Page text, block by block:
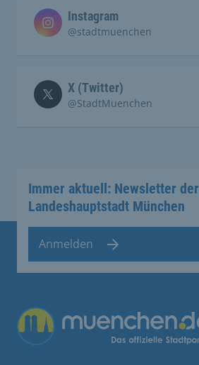
Instagram
@stadtmuenchen
X (Twitter)
@StadtMuenchen
Immer aktuell: Newsletter der
Landeshauptstadt München
Anmelden
Übergreifende Links